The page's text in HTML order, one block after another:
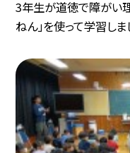
3年生が道徳で障がい
ねん」を使って学習しま